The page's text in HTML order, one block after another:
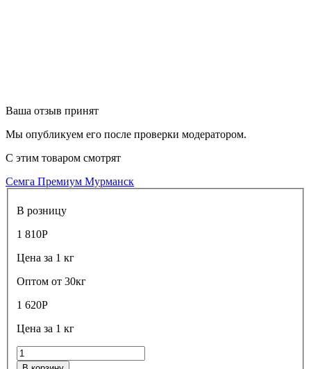
Ваша отзыв принят
Мы опубликуем его после проверки модератором.
С этим товаром смотрят
Семга Премиум Мурманск
В розницу
1 810Р
Цена за 1 кг
Оптом от 30кг
1 620Р
Цена за 1 кг